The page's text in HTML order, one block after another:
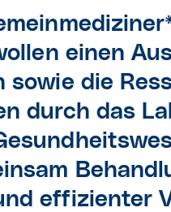
einen
sowie die
durch das
effizienter